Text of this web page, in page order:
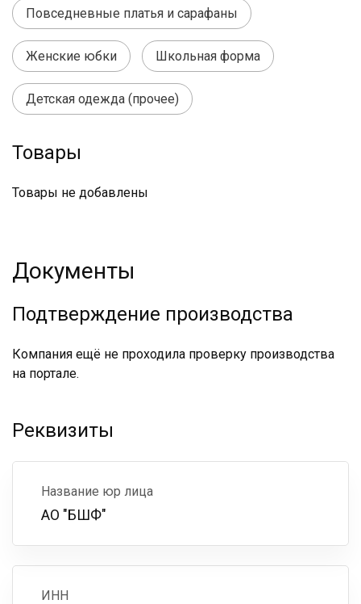
Повседневные платья и сарафаны
Женские юбки Школьная форма
Детская одежда (прочее)
Товары
Товары не добавлены
Документы
Подтверждение производства
Компания ещё не проходила проверку производства
на портале.
Реквизиты
Название юр лица
АО "БШФ"
ИНН